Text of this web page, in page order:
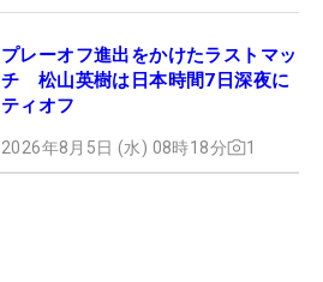
プレーオフ進出をかけたラストマッ
チ 松山英樹は日本時間7日深夜に
ティオフ
2026年8月5日 (水) 08時18分 1